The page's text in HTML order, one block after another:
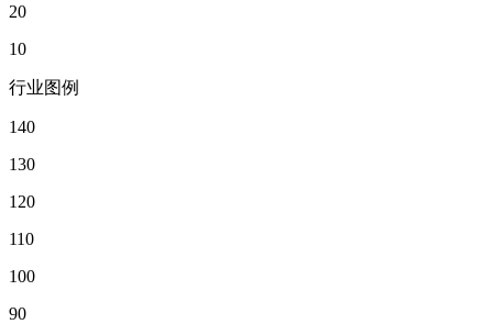
20
10
行业图例
140
130
120
110
100
90